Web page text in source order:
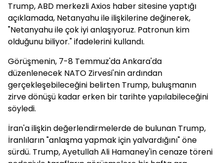
Trump, ABD merkezli Axios haber sitesine yaptığı
açıklamada, Netanyahu ile ilişkilerine değinerek,
"Netanyahu ile çok iyi anlaşıyoruz. Patronun kim
olduğunu biliyor." ifadelerini kullandı.
Görüşmenin, 7-8 Temmuz'da Ankara'da
düzenlenecek NATO Zirvesi'nin ardından
gerçekleşebileceğini belirten Trump, buluşmanın
zirve dönüşü kadar erken bir tarihte yapılabileceğini
söyledi.
İran'a ilişkin değerlendirmelerde de bulunan Trump,
İranlıların "anlaşma yapmak için yalvardığını" öne
sürdü. Trump, Ayetullah Ali Hamaney'in cenaze töreni